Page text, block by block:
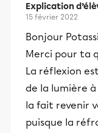
Explication
15 février 2022
Bonjour
Merci pour ta
La réflexion
de la lumière
la fait revenir
puisque la